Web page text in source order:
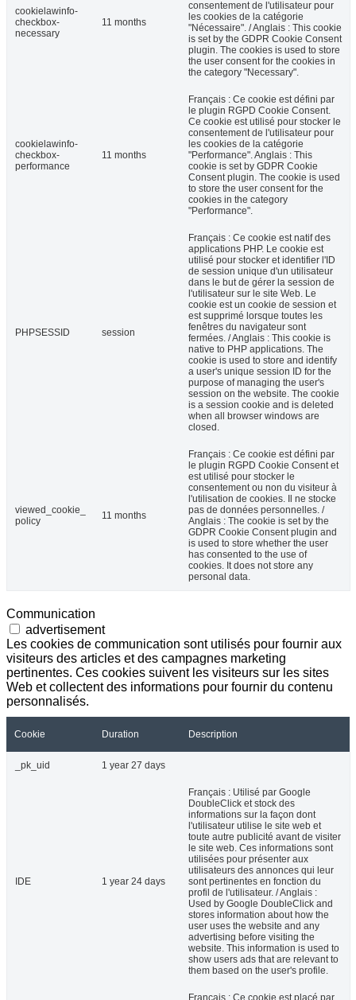
cookielawinfo-
checkbox-
necessary
11 months
consentement de l'utilisateur pour
les cookies de la catégorie
"Nécessaire". / Anglais : This cookie
is set by the GDPR Cookie Consent
plugin. The cookies is used to store
the user consent for the cookies in
the category "Necessary".
cookielawinfo-
checkbox-
performance
11 months
Français : Ce cookie est défini par
le plugin RGPD Cookie Consent.
Ce cookie est utilisé pour stocker le
consentement de l'utilisateur pour
les cookies de la catégorie
"Performance". Anglais : This
cookie is set by GDPR Cookie
Consent plugin. The cookie is used
to store the user consent for the
cookies in the category
"Performance".
PHPSESSID session
Français : Ce cookie est natif des
applications PHP. Le cookie est
utilisé pour stocker et identifier l'ID
de session unique d'un utilisateur
dans le but de gérer la session de
l'utilisateur sur le site Web. Le
cookie est un cookie de session et
est supprimé lorsque toutes les
fenêtres du navigateur sont
fermées. / Anglais : This cookie is
native to PHP applications. The
cookie is used to store and identify
a user's unique session ID for the
purpose of managing the user's
session on the website. The cookie
is a session cookie and is deleted
when all browser windows are
closed.
viewed_cookie_
policy
11 months
Français : Ce cookie est défini par
le plugin RGPD Cookie Consent et
est utilisé pour stocker le
consentement ou non du visiteur à
l'utilisation de cookies. Il ne stocke
pas de données personnelles. /
Anglais : The cookie is set by the
GDPR Cookie Consent plugin and
is used to store whether the user
has consented to the use of
cookies. It does not store any
personal data.
Communication
advertisement
Les cookies de communication sont utilisés pour fournir aux
visiteurs des articles et des campagnes marketing
pertinentes. Ces cookies suivent les visiteurs sur les sites
Web et collectent des informations pour fournir du contenu
personnalisés.
Cookie Duration Description
_pk_uid 1 year 27 days
IDE 1 year 24 days
Français : Utilisé par Google
DoubleClick et stock des
informations sur la façon dont
l'utilisateur utilise le site web et
toute autre publicité avant de visiter
le site web. Ces informations sont
utilisées pour présenter aux
utilisateurs des annonces qui leur
sont pertinentes en fonction du
profil de l'utilisateur. / Anglais :
Used by Google DoubleClick and
stores information about how the
user uses the website and any
advertising before visiting the
website. This information is used to
show users ads that are relevant to
them based on the user's profile.
Français : Ce cookie est placé par